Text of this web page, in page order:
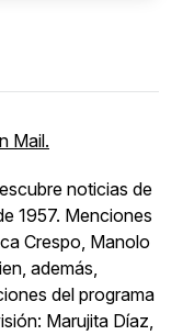
Mail.
noticias de
1957. Menciones
Crespo, Manolo
además,
del programa
Marujita Díaz,